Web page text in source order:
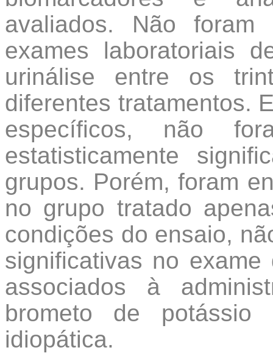
avaliados. Não foram
exames laboratoriais
urinálise entre os
diferentes tratamentos.
específicos, não
estatisticamente
grupos. Porém, foram
no grupo tratado
condições do ensaio,
significativas no
associados à
brometo de potássio
idiopática.